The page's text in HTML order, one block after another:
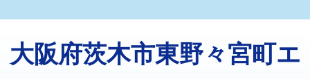
マス交換（深さ50㎝以上） 66,000円
トーラー機使用/3mまで 33,000円
追加トーラー機使用/3m超え +3,300円
大阪府茨木市東野々宮町エ